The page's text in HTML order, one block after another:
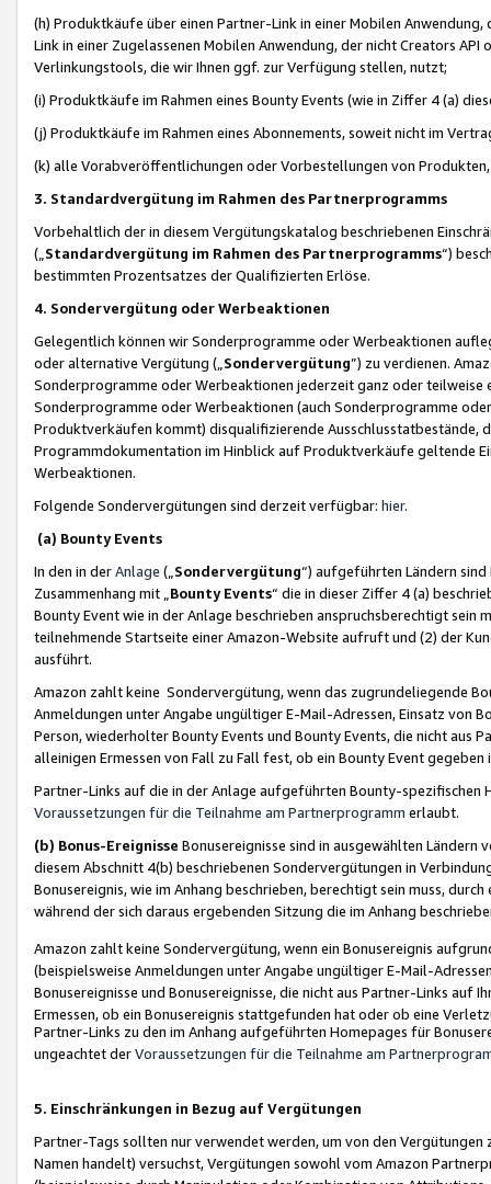
(h) Produktkäufe über einen Partner-Link in einer Mobilen
Link in einer Zugelassenen Mobilen Anwendung, der nicht Creators
Verlinkungstools, die wir Ihnen ggf. zur Verfügung stellen, nutzt;
(i) Produktkäufe im Rahmen eines Bounty Events (wie in Ziffer 4 (a)
(j) Produktkäufe im Rahmen eines Abonnements, soweit nicht im
(k) alle Vorabveröffentlichungen oder Vorbestellungen von
3. Standardvergütung im Rahmen des Partnerprogramms
Vorbehaltlich der in diesem Vergütungskatalog beschriebenen
(„ Standardvergütung im Rahmen des Partnerprogramms“)
bestimmten Prozentsatzes der Qualifizierten Erlöse.
4. Sondervergütung oder Werbeaktionen
Gelegentlich können wir Sonderprogramme oder Werbeaktionen
oder alternative Vergütung („ Sondervergütung”) zu verdienen.
Sonderprogramme oder Werbeaktionen jederzeit ganz oder
Sonderprogramme oder Werbeaktionen (auch Sonderprogramme
Produktverkäufen kommt) disqualifizierende Ausschlusstatbestände,
Programmdokumentation im Hinblick auf Produktverkäufe geltende
Werbeaktionen.
Folgende Sondervergütungen sind derzeit verfügbar: hier.
(a) Bounty Events
In den in derAnlage („ Sondervergütung“) aufgeführten Ländern
Zusammenhang mit „ Bounty Events“ die in dieser Ziffer 4 (a)
Bounty Event wie in der Anlage beschrieben anspruchsberechtigt sein
teilnehmende Startseite einer Amazon-Website aufruft und (2) der
ausführt.
Amazon zahlt keine Sondervergütung, wenn das zugrundeliegende
Anmeldungen unter Angabe ungültiger E-Mail-Adressen, Einsatz von
Person, wiederholter Bounty Events und Bounty Events, die nicht
alleinigen Ermessen von Fall zu Fall fest, ob ein Bounty Event
Partner-Links auf die in der Anlage aufgeführten Bounty-spezifischen
Voraussetzungen für die Teilnahme am Partnerprogramm erlaubt.
(b) Bonus-Ereignisse Bonusereignisse sind in ausgewählten Ländern
diesem Abschnitt 4(b) beschriebenen Sondervergütungen in
Bonusereignis, wie im Anhang beschrieben, berechtigt sein muss,
während der sich daraus ergebenden Sitzung die im Anhang
Amazon zahlt keine Sondervergütung, wenn ein Bonusereignis
(beispielsweise Anmeldungen unter Angabe ungültiger E-Mail-
Bonusereignisse und Bonusereignisse, die nicht aus Partner-Links auf
Ermessen, ob ein Bonusereignis stattgefunden hat oder ob eine
Partner-Links zu den im Anhang aufgeführten Homepages für
ungeachtet derVoraussetzungen für die Teilnahme am
5. Einschränkungen in Bezug auf Vergütungen
Partner-Tags sollten nur verwendet werden, um von den
Namen handelt) versuchst, Vergütungen sowohl vom Amazon